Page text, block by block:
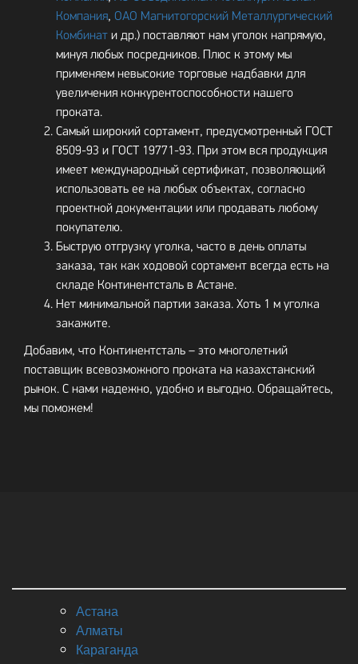
Компания, ОАО Магнитогорский Металлургический
Комбинат и др.) поставляют нам уголок напрямую,
минуя любых посредников. Плюс к этому мы
применяем невысокие торговые надбавки для
увеличения конкурентоспособности нашего
проката.
Самый широкий сортамент, предусмотренный ГОСТ
8509-93 и ГОСТ 19771-93. При этом вся продукция
имеет международный сертификат, позволяющий
использовать ее на любых объектах, согласно
проектной документации или продавать любому
покупателю.
Быструю отгрузку уголка, часто в день оплаты
заказа, так как ходовой сортамент всегда есть на
складе Континентсталь в Астане.
Нет минимальной партии заказа. Хоть 1 м уголка
закажите.
Добавим, что Континентсталь – это многолетний
поставщик всевозможного проката на казахстанский
рынок. С нами надежно, удобно и выгодно. Обращайтесь,
мы поможем!
Астана
Алматы
Караганда